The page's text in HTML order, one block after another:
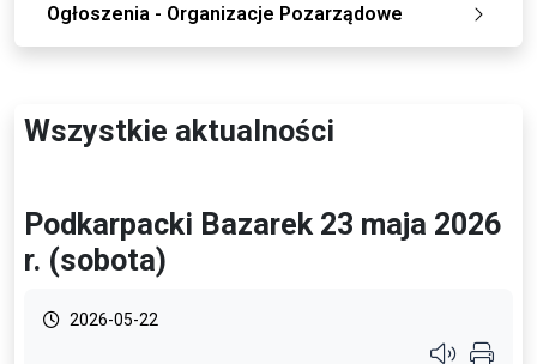
Ogłoszenia - Organizacje Pozarządowe
Wszystkie aktualności
Podkarpacki Bazarek 23 maja 2026
r. (sobota)
2026-05-22
Przycisk